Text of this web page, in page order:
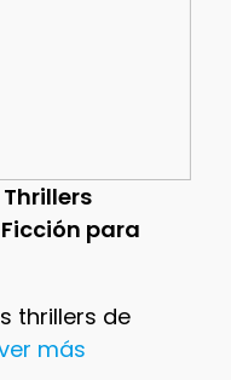
para
thrillers de
más